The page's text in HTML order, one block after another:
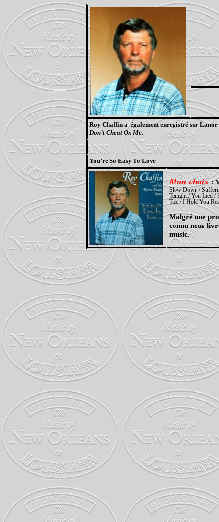
Roy Chaffina également enregistré sur Lanor
Don’t CheatOn Me.
You’re So Easy To Love
Monchoix :
Slow Down /
Tonight / You Lied /
Tale / I Hold You
Malgré une
connu nous
music.